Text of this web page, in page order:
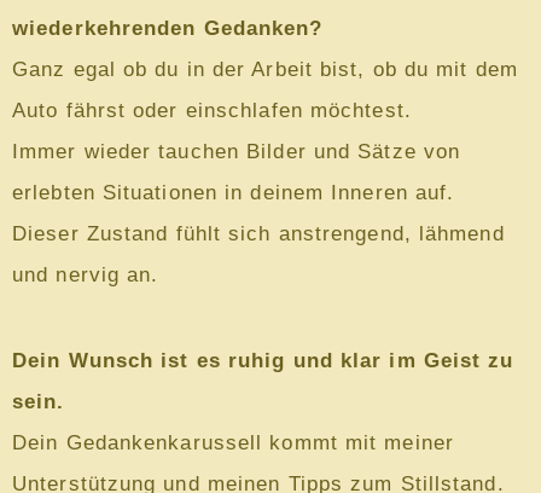
wiederkehrenden Gedanken?
Ganz egal ob du in der Arbeit bist, ob du mit dem
Auto fährst oder einschlafen möchtest.
Immer wieder tauchen Bilder und Sätze von
erlebten Situationen in deinem Inneren auf.
Dieser Zustand fühlt sich anstrengend, lähmend
und nervig an.
Dein Wunsch ist es ruhig und klar im Geist zu
sein.
Dein Gedankenkarussell kommt mit meiner
Unterstützung und meinen Tipps zum Stillstand.